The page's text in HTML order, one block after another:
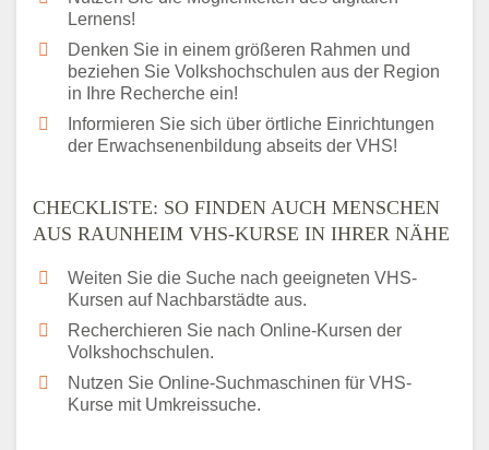
Lernens!
Denken Sie in einem größeren Rahmen und
beziehen Sie Volkshochschulen aus der Region
in Ihre Recherche ein!
Informieren Sie sich über örtliche Einrichtungen
der Erwachsenenbildung abseits der VHS!
CHECKLISTE: SO FINDEN AUCH MENSCHEN
AUS RAUNHEIM VHS-KURSE IN IHRER NÄHE
Weiten Sie die Suche nach geeigneten VHS-
Kursen auf Nachbarstädte aus.
Recherchieren Sie nach Online-Kursen der
Volkshochschulen.
Nutzen Sie Online-Suchmaschinen für VHS-
Kurse mit Umkreissuche.